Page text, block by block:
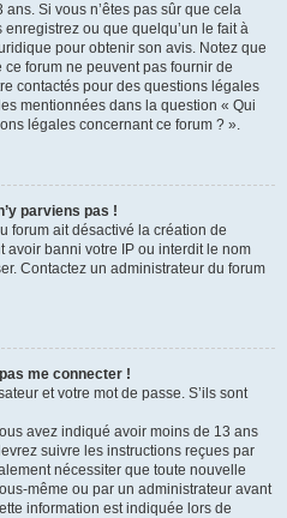
Si vous n’êtes pas sûr que cela
ou que quelqu’un le fait à
pour obtenir son avis. Notez que
forum ne peuvent pas fournir de
contactés pour des questions légales
mentionnées dans la question « Qui
légales concernant ce forum ? ».
parviens pas !
forum ait désactivé la création de
avoir banni votre IP ou interdit le nom
Contactez un administrateur du forum
me connecter !
et votre mot de passe. S’ils sont
avez indiqué avoir moins de 13 ans
suivre les instructions reçues par
nécessiter que toute nouvelle
même ou par un administrateur avant
information est indiquée lors de